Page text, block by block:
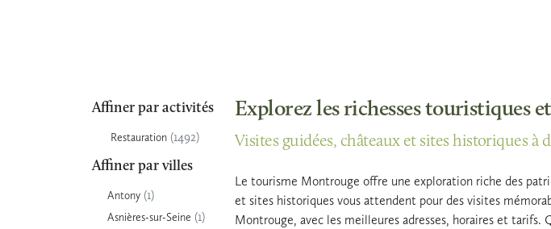
Affiner par activités
Restauration (1492)
Affiner par villes
Antony (1)
Asnières-sur-Seine (1)
Explorez les richesses touristiques
Visites guidées, châteaux et sites historiques à
Le tourisme Montrouge offre une exploration riche des
et sites historiques vous attendent pour des visites
Montrouge, avec les meilleures adresses, horaires et